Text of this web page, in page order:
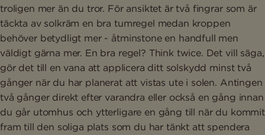
troligen mer än du tror. För ansiktet är två fingrar som är
täckta av solkräm en bra tumregel medan kroppen
behöver betydligt mer - åtminstone en handfull men
väldigt gärna mer. En bra regel? Think twice. Det vill säga,
gör det till en vana att applicera ditt solskydd minst två
gånger när du har planerat att vistas ute i solen. Antingen
två gånger direkt efter varandra eller också en gång innan
du går utomhus och ytterligare en gång till när du kommit
fram till den soliga plats som du har tänkt att spendera